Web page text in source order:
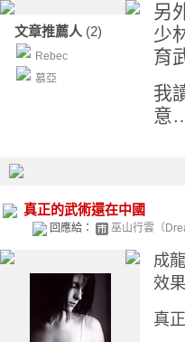
文章推薦人 (2)
Rebec
慕亞
另
少
育
我
意
真正的武術還在中國
回應給： 巫山行雲（
成
效
真